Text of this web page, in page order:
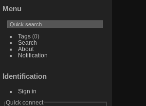
Menu
Tags(0)
Search
About
Notification
Identification
Sign in
Quick connect